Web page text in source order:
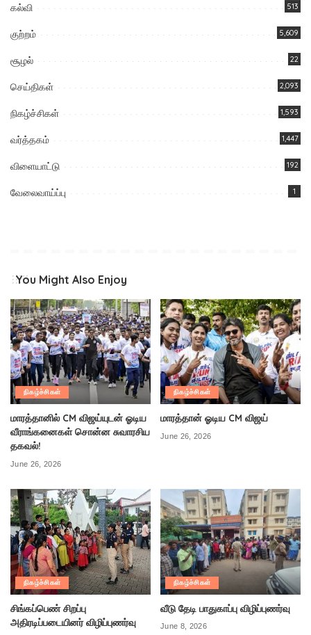
கல்வி 513
குற்றம் 5,609
சூழல் 22
செய்திகள் 2,093
நிகழ்ச்சிகள் 1,593
வர்த்தகம் 1,447
விளையாட்டு 192
வேலைவாய்ப்பு 1
You Might Also Enjoy
நிகழ்ச்சிகள்
மாரத்தானில் CM விஜய்யுடன் ஓடிய
வீராங்கனைகள் சொன்ன சுவாரசிய
தகவல்!
June 26, 2026
நிகழ்ச்சிகள்
மாரத்தான் ஓடிய CM விஜய்
June 26, 2026
நிகழ்ச்சிகள்
சிங்கப்பெண் சிறப்பு
அதிரடிப்படையினர் விழிப்புணர்வு
நிகழ்ச்சிகள்
வீடு தேடி பாதுகாப்பு விழிப்புணர்வு
June 8, 2026